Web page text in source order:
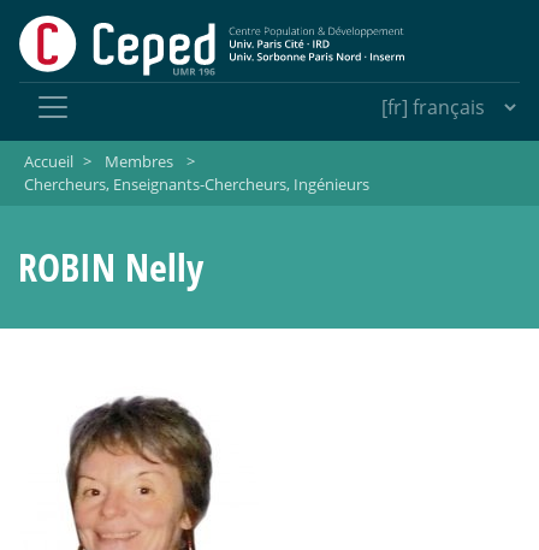
Accueil > Membres
>
Chercheurs, Enseignants-Chercheurs, Ingénieurs
ROBIN Nelly